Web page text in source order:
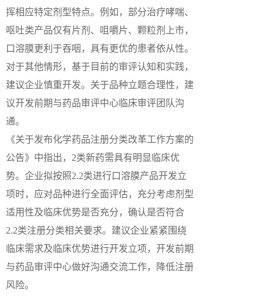
挥相应特定剂型特点。例如，部分治疗哮喘、
呕吐类产品仅有片剂、咀嚼片、颗粒剂上市，
口溶膜更利于吞咽，具有更优的患者依从性。
对于其他情形，基于目前的审评认知和实践，
建议企业慎重开发。关于品种立题合理性，建
议开发前期与药品审评中心临床审评团队沟
通。
《关于发布化学药品注册分类改革工作方案的
公告》中指出，2类新药需具有明显临床优
势。企业拟按照2.2类进行口溶膜产品开发立
项时，应对品种进行全面评估，充分考虑剂型
适用性及临床优势是否充分，确认是否符合
2.2类注册分类相关要求。建议企业紧紧围绕
临床需求及临床优势进行开发立项，开发前期
与药品审评中心做好沟通交流工作，降低注册
风险。